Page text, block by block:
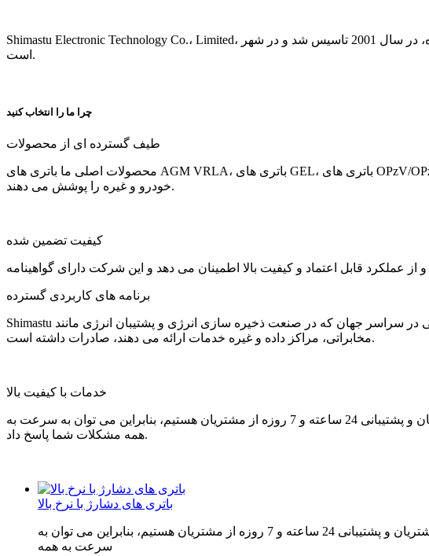
Shimastu Electronic Technology Co.، Limited، تولید کننده برتر باتری های اسید سرب و باتری های لیتیومی مهر و موم شده، در سال 2001 تاسیس شد و در شهر Zhongshan، استان گوانگدونگ، چین واقع شده
است.
چرا ما را انتخاب کنید
طیف گسترده ای از محصولات
محصولات اصلی ما باتری های AGM VRLA، باتری های GEL، باتری های OPzV/OPzS، باتری های ترمینال فونت، باتری های 2 ولتی با عمر طولانی، باتری های کربن سرب، باتری های لیتیومی، باتری های
خودرو و غیره را پوشش می دهند.
کیفیت تضمین شده
برنامه های کاربردی گسترده
Shimastu به مشتریانی در سراسر جهان که در صنعت ذخیره سازی انرژی و پشتیبان انرژی مانند UPS/EPS، سیستم های برق خورشیدی، سیستم های امنیتی، سیستم های روشنایی اضطراری، سیستم های
مخابراتی، مراکز داده و غیره خدمات ارائه می دهند، صادرات داشته است.
خدمات با کیفیت بالا
ما در تحقیق و توسعه، تولید، فروش و بازاریابی انواع باتری‌ها تخصص داریم. ما متعهد به ارائه سطح بالایی از خدمات مشتریان و پشتیبانی 24 ساعته و 7 روزه از مشتریان هستیم، بنابراین می توان به سرعت به
همه مشکلات شما پاسخ داد.
باتری های دشارژ با نرخ بالا
ما در تحقیق و توسعه، تولید، فروش و بازاریابی انواع باتری‌ها تخصص داریم. ما متعهد به ارائه سطح بالایی از خدمات مشتریان و پشتیبانی 24 ساعته و 7 روزه از مشتریان هستیم، بنابراین می توان به
سرعت به همه